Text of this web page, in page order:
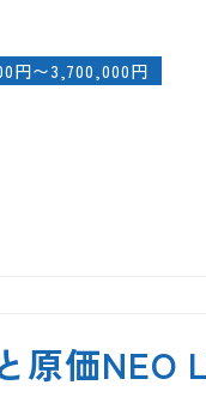
円〜3,700,000円
原価NEO